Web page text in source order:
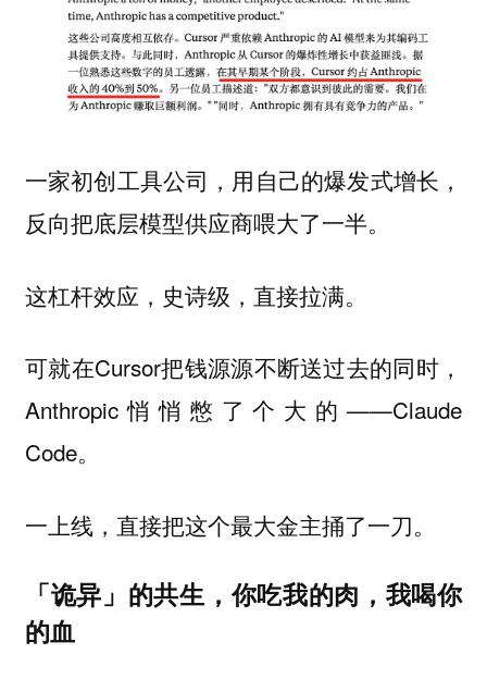
一家初创工具公司，用自己的爆发式增长，
反向把底层模型供应商喂大了一半。
这杠杆效应，史诗级，直接拉满。
可就在Cursor把钱源源不断送过去的同时，
Anthropic悄悄憋了个大的——Claude
Code。
一上线，直接把这个最大金主捅了一刀。
「诡异」的共生，你吃我的肉，我喝你
的血